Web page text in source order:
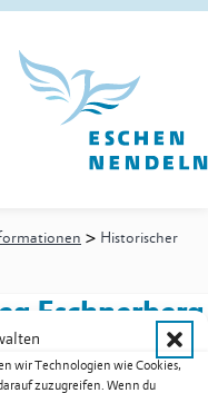
wir Technologien wie Cookies,
zuzugreifen. Wenn du
> Historischer
Eschnerberg